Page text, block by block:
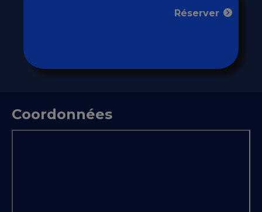
Réserver
Coordonnées